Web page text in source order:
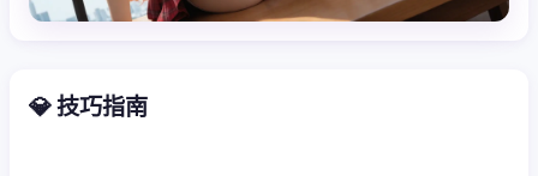
💎 技巧指南